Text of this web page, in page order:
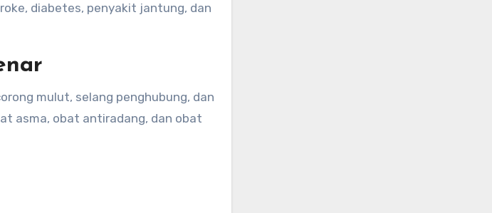
diabetes, penyakit jantung, dan
mulut, selang penghubung, dan
asma, obat antiradang, dan obat